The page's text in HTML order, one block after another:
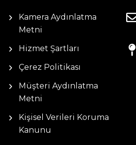
Kamera Aydınlatma
Metni
Hizmet Şartları
Çerez Politikası
Müşteri Aydınlatma
Metni
Kişisel Verileri Koruma
Kanunu